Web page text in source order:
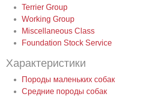
Terrier Group
Working Group
Miscellaneous Class
Foundation Stock Service
Характеристики
Породы маленьких собак
Средние породы собак